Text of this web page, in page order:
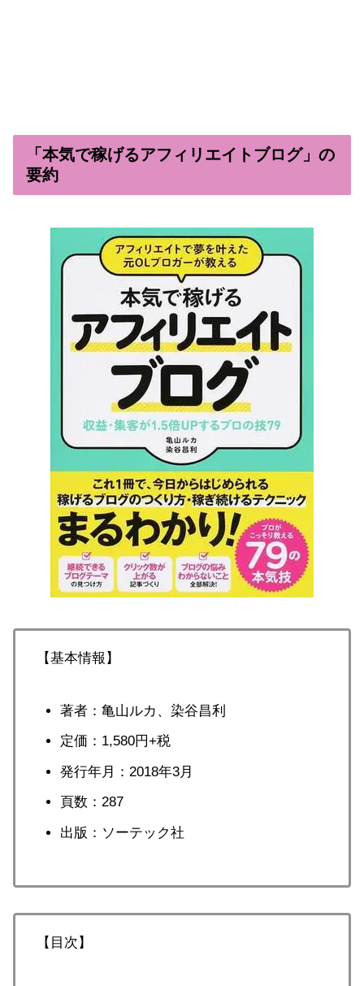
「本気で稼げるアフィリエイトブログ」の
要約
【基本情報】
著者：亀山ルカ、染谷昌利
定価：1,580円+税
発行年月：2018年3月
頁数：287
出版：ソーテック社
【目次】